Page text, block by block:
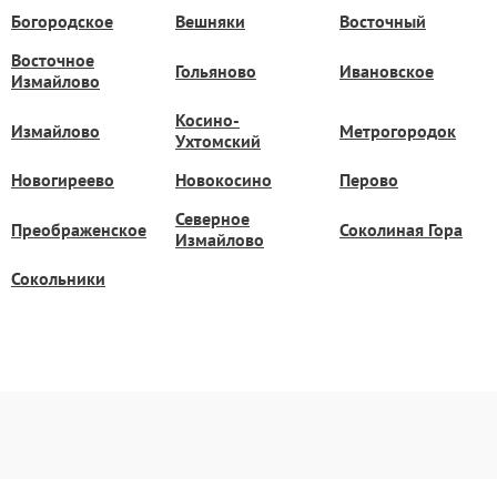
Богородское Вешняки
Восточный
Восточное
Измайлово
Гольяново Ивановское
Измайлово
Косино-
Ухтомский
Метрогородок
Новогиреево Новокосино Перово
Преображенское
Северное
Измайлово
Соколиная Гора
Сокольники